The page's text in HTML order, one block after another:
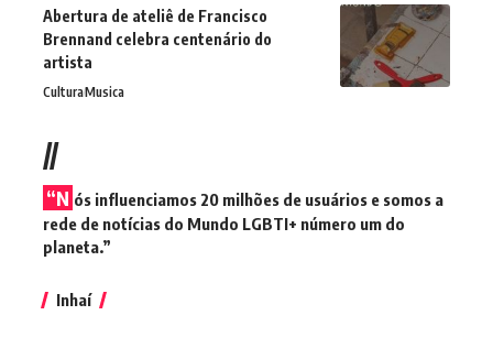
Abertura de ateliê de Francisco
Brennand celebra centenário do
artista
CulturaMusica
//
“N ós influenciamos 20 milhões de usuários e somos a
rede de notícias do Mundo LGBTI+ número um do
planeta.”
Inhaí